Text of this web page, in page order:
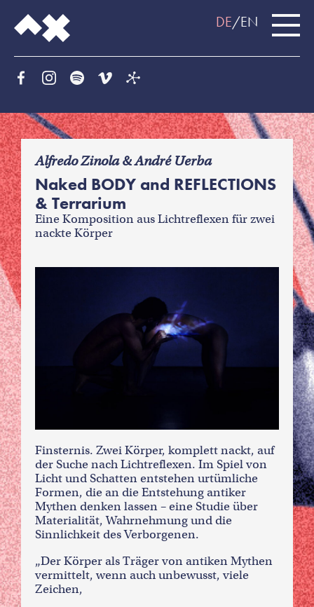
DE EN
f
Alfredo Zinola & André Uerba
Naked BODY and REFLECTIONS
& Terrarium
Eine Komposition aus Lichtreflexen für zwei
nackte Körper
Finsternis. Zwei Körper, komplett nackt, auf
der Suche nach Lichtreflexen. Im Spiel von
Licht und Schatten entstehen urtümliche
Formen, die an die Entstehung antiker
Mythen denken lassen – eine Studie über
Materialität, Wahrnehmung und die
Sinnlichkeit des Verborgenen.
„Der Körper als Träger von antiken Mythen
vermittelt, wenn auch unbewusst, viele
Zeichen,